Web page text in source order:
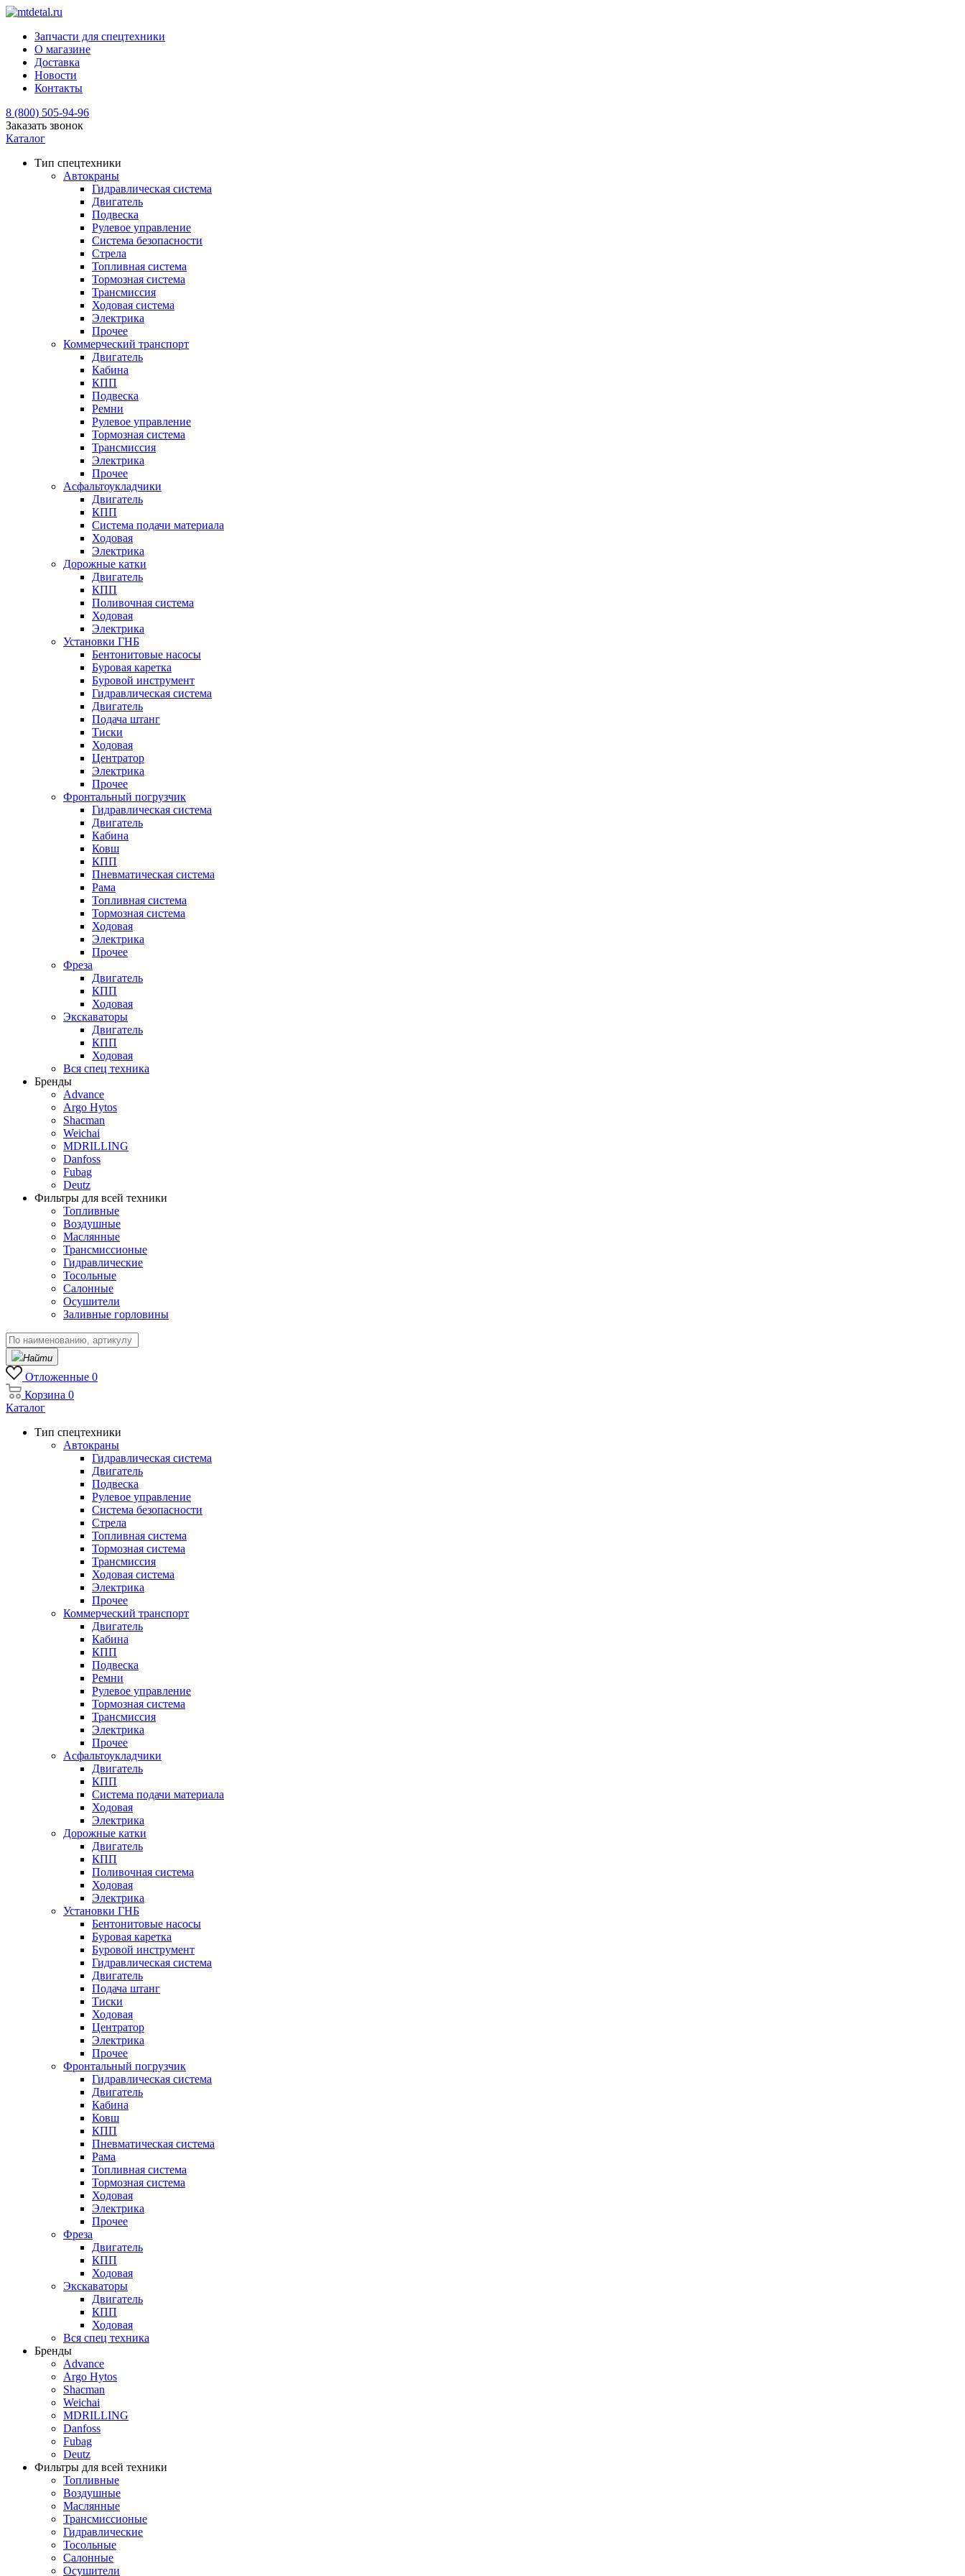
Запчасти для спецтехники
О магазине
Доставка
Новости
Контакты
8 (800) 505-94-96
Заказать звонок
Каталог
Тип спецтехники
Автокраны
Гидравлическая система
Двигатель
Подвеска
Рулевое управление
Система безопасности
Стрела
Топливная система
Тормозная система
Трансмиссия
Ходовая система
Электрика
Прочее
Коммерческий транспорт
Двигатель
Кабина
КПП
Подвеска
Ремни
Рулевое управление
Тормозная система
Трансмиссия
Электрика
Прочее
Асфальтоукладчики
Двигатель
КПП
Система подачи материала
Ходовая
Электрика
Дорожные катки
Двигатель
КПП
Поливочная система
Ходовая
Электрика
Установки ГНБ
Бентонитовые насосы
Буровая каретка
Буровой инструмент
Гидравлическая система
Двигатель
Подача штанг
Тиски
Ходовая
Центратор
Электрика
Прочее
Фронтальный погрузчик
Гидравлическая система
Двигатель
Кабина
Ковш
КПП
Пневматическая система
Рама
Топливная система
Тормозная система
Ходовая
Электрика
Прочее
Фреза
Двигатель
КПП
Ходовая
Экскаваторы
Двигатель
КПП
Ходовая
Вся спец техника
Бренды
Advance
Argo Hytos
Shacman
Weichai
MDRILLING
Danfoss
Fubag
Deutz
Фильтры для всей техники
Топливные
Воздушные
Маслянные
Трансмиссионые
Гидравлические
Тосольные
Салонные
Осушители
Заливные горловины
Найти
Отложенные 0
Корзина 0
Каталог
Тип спецтехники
Автокраны
Гидравлическая система
Двигатель
Подвеска
Рулевое управление
Система безопасности
Стрела
Топливная система
Тормозная система
Трансмиссия
Ходовая система
Электрика
Прочее
Коммерческий транспорт
Двигатель
Кабина
КПП
Подвеска
Ремни
Рулевое управление
Тормозная система
Трансмиссия
Электрика
Прочее
Асфальтоукладчики
Двигатель
КПП
Система подачи материала
Ходовая
Электрика
Дорожные катки
Двигатель
КПП
Поливочная система
Ходовая
Электрика
Установки ГНБ
Бентонитовые насосы
Буровая каретка
Буровой инструмент
Гидравлическая система
Двигатель
Подача штанг
Тиски
Ходовая
Центратор
Электрика
Прочее
Фронтальный погрузчик
Гидравлическая система
Двигатель
Кабина
Ковш
КПП
Пневматическая система
Рама
Топливная система
Тормозная система
Ходовая
Электрика
Прочее
Фреза
Двигатель
КПП
Ходовая
Экскаваторы
Двигатель
КПП
Ходовая
Вся спец техника
Бренды
Advance
Argo Hytos
Shacman
Weichai
MDRILLING
Danfoss
Fubag
Deutz
Фильтры для всей техники
Топливные
Воздушные
Маслянные
Трансмиссионые
Гидравлические
Тосольные
Салонные
Осушители